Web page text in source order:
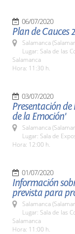
06/07/2020
Plan de Cauces
Salamanca
Lugar: Sala de las
Salamanca
Hora: 11:30 h.
03/07/2020
Presentación de
de la Emoción'
Salamanca
Lugar: Sala de
Hora: 12:00 h.
01/07/2020
Información
prevista para
Salamanca
Lugar: Sala de las
Salamanca
Hora: 11:00 h.